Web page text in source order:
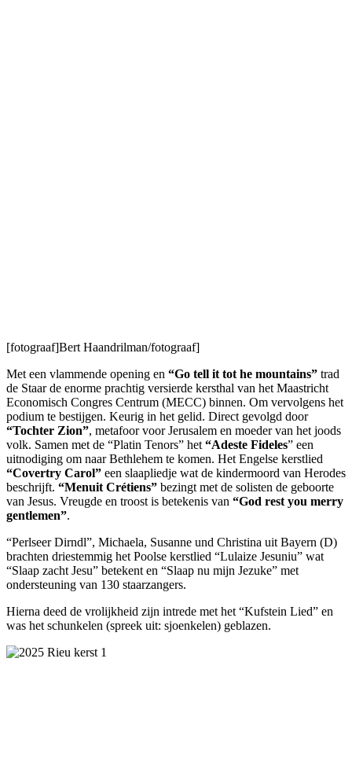
[fotograaf]Bert Haandrilman/fotograaf]
Met een vlammende opening en “Go tell it tot he mountains” trad
de Staar de enorme prachtig versierde kersthal van het Maastricht
Economisch Congres Centrum (MECC) binnen. Om vervolgens het
podium te bestijgen. Keurig in het gelid. Direct gevolgd door
“Tochter Zion”, metafoor voor Jerusalem en moeder van het joods
volk. Samen met de “Platin Tenors” het “Adeste Fideles” een
uitnodiging om naar Bethlehem te komen. Het Engelse kerstlied
“Covertry Carol” een slaapliedje wat de kindermoord van Herodes
beschrijft. “Menuit Crétiens” bezingt met de solisten de geboorte
van Jesus. Vreugde en troost is betekenis van “God rest you merry
gentlemen”.
“Perlseer Dirndl”, Michaela, Susanne und Christina uit Bayern (D)
brachten driestemmig het Poolse kerstlied “Lulaize Jesuniu” wat
“Slaap zacht Jesu” betekent en “Slaap nu mijn Jezuke” met
ondersteuning van 130 staarzangers.
Hierna deed de vrolijkheid zijn intrede met het “Kufstein Lied” en
was het schunkelen (spreek uit: sjoenkelen) geblazen.